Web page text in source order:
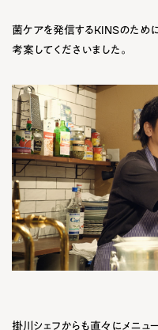
菌ケアを発信するKINSのため
考案してくださいました。
掛川シェフからも直々にメニュ